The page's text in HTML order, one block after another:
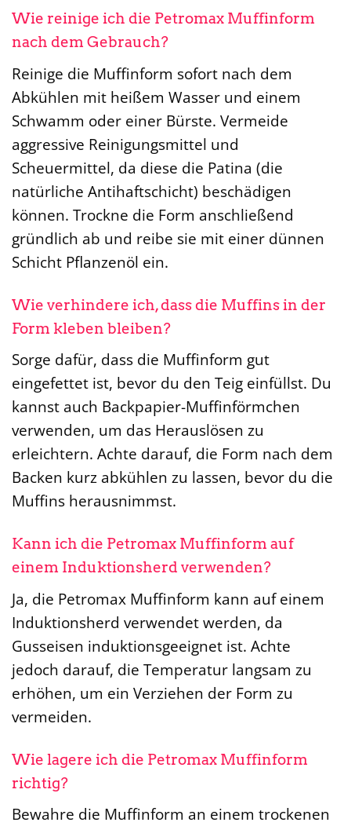
Wie reinige ich die Petromax Muffinform
nach dem Gebrauch?
Reinige die Muffinform sofort nach dem
Abkühlen mit heißem Wasser und einem
Schwamm oder einer Bürste. Vermeide
aggressive Reinigungsmittel und
Scheuermittel, da diese die Patina (die
natürliche Antihaftschicht) beschädigen
können. Trockne die Form anschließend
gründlich ab und reibe sie mit einer dünnen
Schicht Pflanzenöl ein.
Wie verhindere ich, dass die Muffins in der
Form kleben bleiben?
Sorge dafür, dass die Muffinform gut
eingefettet ist, bevor du den Teig einfüllst. Du
kannst auch Backpapier-Muffinförmchen
verwenden, um das Herauslösen zu
erleichtern. Achte darauf, die Form nach dem
Backen kurz abkühlen zu lassen, bevor du die
Muffins herausnimmst.
Kann ich die Petromax Muffinform auf
einem Induktionsherd verwenden?
Ja, die Petromax Muffinform kann auf einem
Induktionsherd verwendet werden, da
Gusseisen induktionsgeeignet ist. Achte
jedoch darauf, die Temperatur langsam zu
erhöhen, um ein Verziehen der Form zu
vermeiden.
Wie lagere ich die Petromax Muffinform
richtig?
Bewahre die Muffinform an einem trockenen